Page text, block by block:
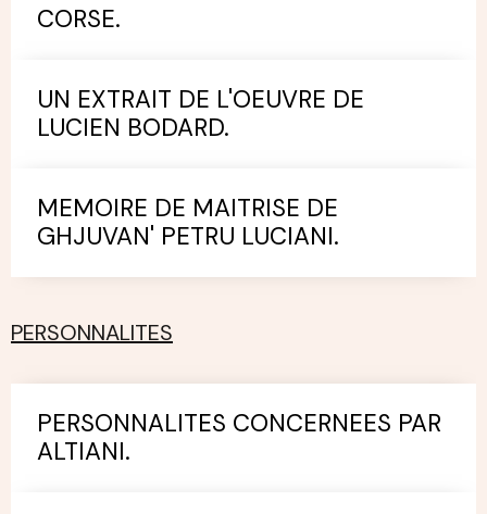
CORSE.
UN EXTRAIT DE L'OEUVRE DE
LUCIEN BODARD.
MEMOIRE DE MAITRISE DE
GHJUVAN' PETRU LUCIANI.
PERSONNALITES
PERSONNALITES CONCERNEES PAR
ALTIANI.